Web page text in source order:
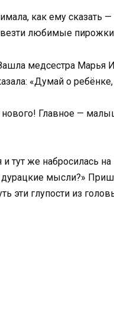
как ему
любимые пирожки
медсестра
«Думай о
Главное —
тут же набросилась
мысли?»
эти глупости из